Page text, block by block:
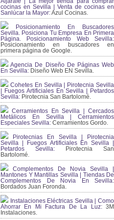
cocinas en Sevilla | Venta de cocinas en
Sanlúcar la Mayor:Azul Cocinas.
Posicionamiento En Buscadores
Sevilla. Posiciona Tu Empresa En Primera
Página. Posicionamiento Web Sevilla:
Posicionamiento en buscadores en
primera página de Google.
Agencia De Diseño De Páginas Web
En Sevilla: Diseño Web EN Sevilla.
Cohetes En Sevilla | Pirotecnia Sevilla
| Fuegos Artificiales En Sevilla | Petardos
Sevilla: Pirotecnia San Bartolomé.
Cerramientos En Sevilla | Cercados
Metálicos En Sevilla | Cerramientos
Especiales Sevilla: Cerramientos Gordo.
Pirotecnias En Sevilla | Pirotecnia
Sevilla | Fuegos Artificiales En Sevilla |
Petardos Sevilla: Pirotecnia San
Bartolomé.
Complementos De Novia Sevilla |
Mantones Y Mantillas Sevilla | Tiendas De
Complementos De Novia En Sevilla:
Bordados Juan Foronda.
Instalaciones Eléctricas Sevilla | Como
Ahorrar En Mi Factura De La Luz:3M
Instalaciones.